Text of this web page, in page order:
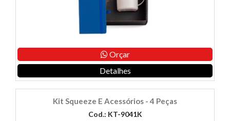
Orçar
Detalhes
Kit Squeeze E Acessórios - 4 Peças
Cod.: KT-9041K